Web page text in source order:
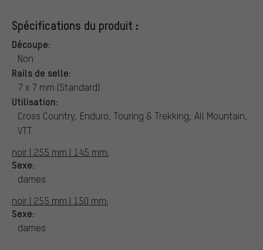
Spécifications du produit :
Découpe:
Non
Rails de selle:
7 x 7 mm (Standard)
Utilisation:
Cross Country, Enduro, Touring & Trekking, All Mountain,
VTT
noir | 255 mm | 145 mm:
Sexe:
dames
noir | 255 mm | 150 mm:
Sexe:
dames